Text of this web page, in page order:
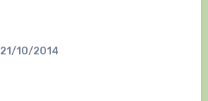
21/10/2014